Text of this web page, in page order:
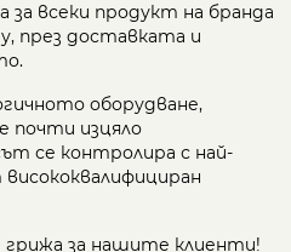
за всеки продукт на бранда
през доставката и
оборудване,
почти изцяло
се контролира с най-
за нашите клиенти!